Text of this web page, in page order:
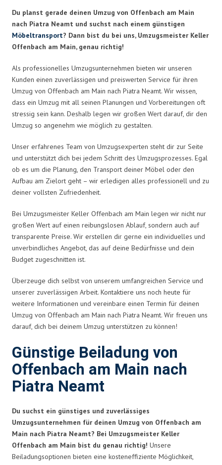
Du planst gerade deinen Umzug von Offenbach am Main
nach Piatra Neamt und suchst nach einem günstigen
Möbeltransport? Dann bist du bei uns, Umzugsmeister Keller
Offenbach am Main, genau richtig!
Als professionelles Umzugsunternehmen bieten wir unseren
Kunden einen zuverlässigen und preiswerten Service für ihren
Umzug von Offenbach am Main nach Piatra Neamt. Wir wissen,
dass ein Umzug mit all seinen Planungen und Vorbereitungen oft
stressig sein kann. Deshalb legen wir großen Wert darauf, dir den
Umzug so angenehm wie möglich zu gestalten.
Unser erfahrenes Team von Umzugsexperten steht dir zur Seite
und unterstützt dich bei jedem Schritt des Umzugsprozesses. Egal
ob es um die Planung, den Transport deiner Möbel oder den
Aufbau am Zielort geht – wir erledigen alles professionell und zu
deiner vollsten Zufriedenheit.
Bei Umzugsmeister Keller Offenbach am Main legen wir nicht nur
großen Wert auf einen reibungslosen Ablauf, sondern auch auf
transparente Preise. Wir erstellen dir gerne ein individuelles und
unverbindliches Angebot, das auf deine Bedürfnisse und dein
Budget zugeschnitten ist.
Überzeuge dich selbst von unserem umfangreichen Service und
unserer zuverlässigen Arbeit. Kontaktiere uns noch heute für
weitere Informationen und vereinbare einen Termin für deinen
Umzug von Offenbach am Main nach Piatra Neamt. Wir freuen uns
darauf, dich bei deinem Umzug unterstützen zu können!
Günstige Beiladung von
Offenbach am Main nach
Piatra Neamt
Du suchst ein günstiges und zuverlässiges
Umzugsunternehmen für deinen Umzug von Offenbach am
Main nach Piatra Neamt? Bei Umzugsmeister Keller
Offenbach am Main bist du genau richtig! Unsere
Beiladungsoptionen bieten eine kosteneffiziente Möglichkeit,